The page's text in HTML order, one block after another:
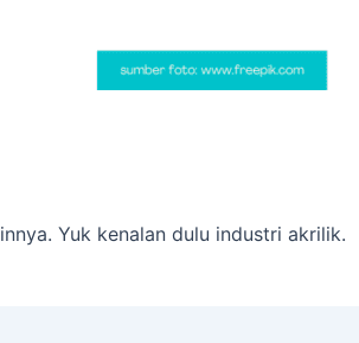
Yuk kenalan dulu industri akrilik.